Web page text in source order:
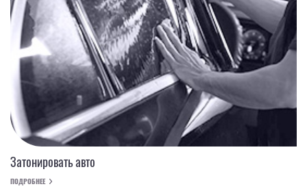
Затонировать авто
ПОДРОБНЕЕ